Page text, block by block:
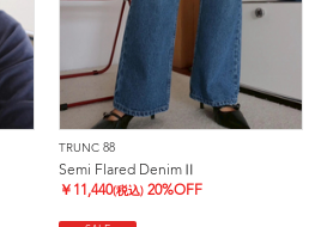
TRUNC 88
Semi Flared DenimⅡ
￥ 11,440(税込) 20%OFF